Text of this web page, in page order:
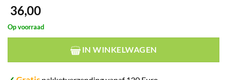
36,00
Op voorraad
IN WINKELWAGEN